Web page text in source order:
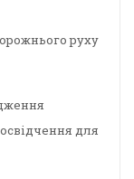
руху
для